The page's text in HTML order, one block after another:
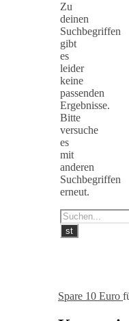
Zu
deinen
Suchbegriffen
gibt
es
leider
keine
passenden
Ergebnisse.
Bitte
versuche
es
mit
anderen
Suchbegriffen
erneut.
Spare 10 Euro